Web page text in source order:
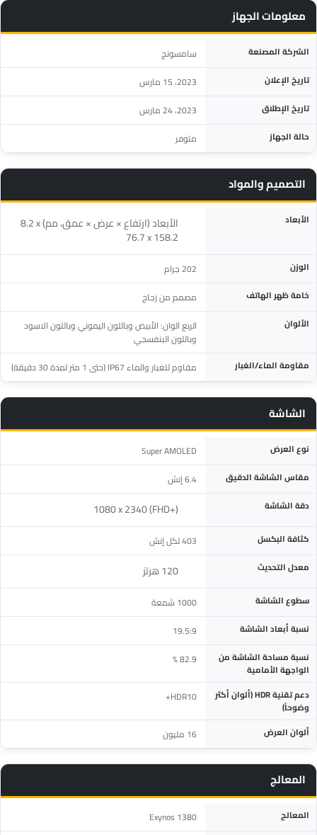
معلومات الجهاز
المواصفة التفاصيل
الشركة المصنعة سامسونج
تاريخ الإعلان 2023، 15 مارس
تاريخ الإطلاق 2023، 24 مارس
حالة الجهاز متوفر
التصميم والمواد
المواصفة
الأبعاد الأبعاد (ارتفاع × عرض × عمق، مم) ‎8.2 x
76.7 x 158.2‎
الوزن 202 جرام
خامة ظهر الهاتف مصمم من زجاج
الألوان
الربع الوان: الأبيض وباللون اليموني وباللون الاسود
وباللون البنفسجي
مقاومة الماء/الغبار مقاوم للغبار والماء IP67 (حتى 1 متر لمدة 30 دقيقة)
الشاشة
المواصفة
نوع العرض Super AMOLED
مقاس الشاشة الدقيق 6.4 إنش
دقة الشاشة ‎1080 x 2340 (FHD+)‎
كثافة البكسل 403 لكل إنش
معدل التحديث ‎120 هرتز‎
سطوع الشاشة 1000 شمعة
نسبة أبعاد الشاشة 19.5:9
نسبة مساحة الشاشة من
الواجهة الأمامية
82.9 %
دعم تقنية HDR (ألوان أكثر
وضوحاً)
HDR10+
ألوان العرض 16 مليون
المعالج
المواصفة
المعالج Exynos 1380